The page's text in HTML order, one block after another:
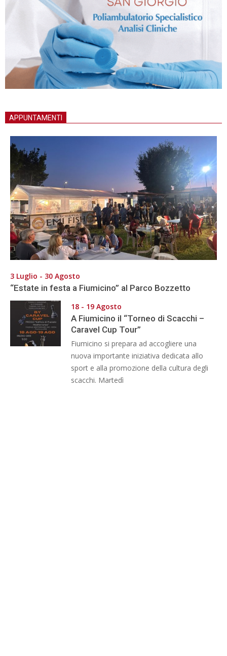
APPUNTAMENTI
3 Luglio - 30 Agosto
“Estate in festa a Fiumicino” al Parco Bozzetto
18 - 19 Agosto
A Fiumicino il “Torneo di Scacchi –
Caravel Cup Tour”
Fiumicino si prepara ad accogliere una
nuova importante iniziativa dedicata allo
sport e alla promozione della cultura degli
scacchi. Martedì